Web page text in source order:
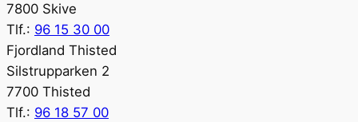
7800 Skive
Tlf.: 96 15 30 00
Fjordland Thisted
Silstrupparken 2
7700 Thisted
Tlf.: 96 18 57 00